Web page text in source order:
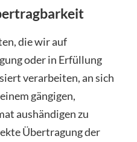
die wir auf
oder in Erfüllung
verarbeiten, an sich
gängigen,
aushändigen zu
Übertragung der